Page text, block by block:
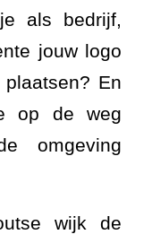
als bedrijf,
jouw logo
En
op de weg
omgeving
wijk de